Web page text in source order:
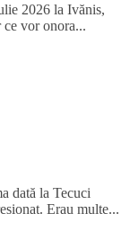
2026 la Ivănis,
vor onora...
dată la Tecuci
Erau multe...